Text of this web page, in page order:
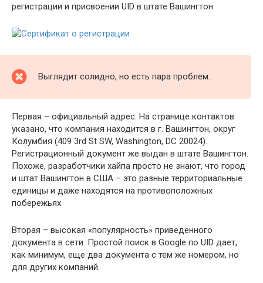
регистрации и присвоении UID в штате Вашингтон.
Выглядит солидно, но есть пара проблем.
Первая – официальный адрес. На странице контактов
указано, что компания находится в г. Вашингтон, округ
Колумбия (409 3rd St SW, Washington, DC 20024).
Регистрационный документ же выдан в штате Вашингтон.
Похоже, разработчики хайпа просто не знают, что город
и штат Вашингтон в США – это разные территориальные
единицы и даже находятся на противоположных
побережьях.
Вторая – высокая «популярность» приведенного
документа в сети. Простой поиск в Google по UID дает,
как минимум, еще два документа с тем же номером, но
для других компаний.